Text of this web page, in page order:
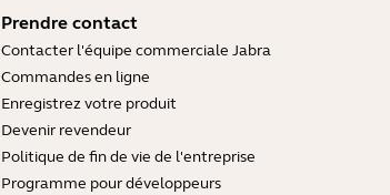
Prendre contact
Contacter l'équipe commerciale Jabra
Commandes en ligne
Enregistrez votre produit
Devenir revendeur
Politique de fin de vie de l'entreprise
Programme pour développeurs